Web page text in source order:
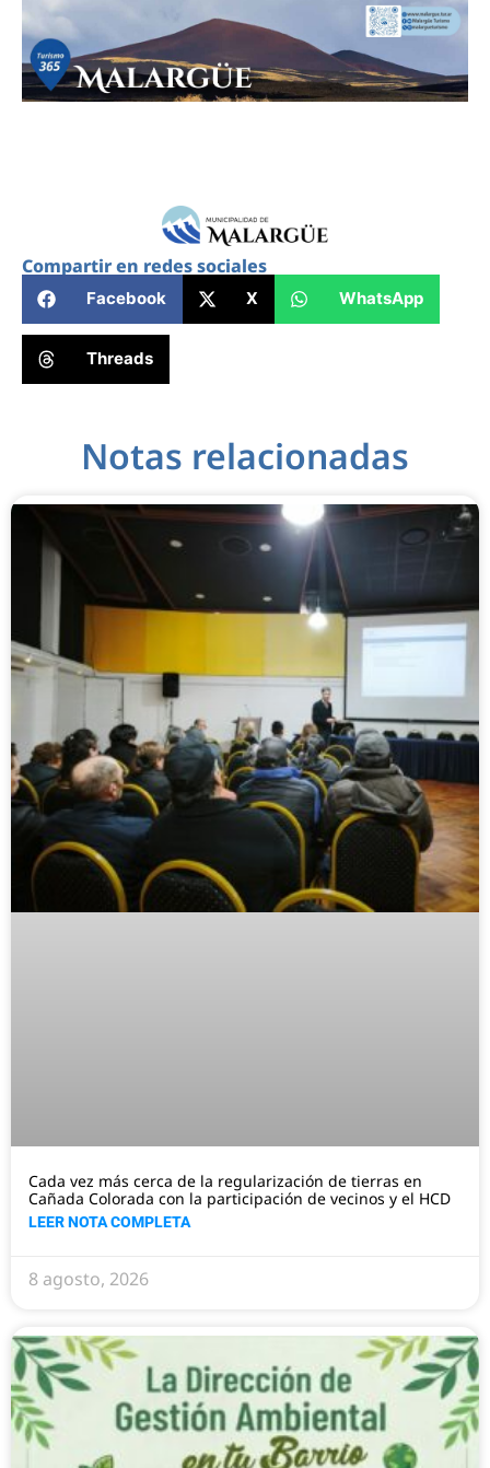
Compartir en redes sociales
Facebook X WhatsApp
Threads
Notas relacionadas
Cada vez más cerca de la regularización de tierras en
Cañada Colorada con la participación de vecinos y el HCD
LEER NOTA COMPLETA
8 agosto, 2026